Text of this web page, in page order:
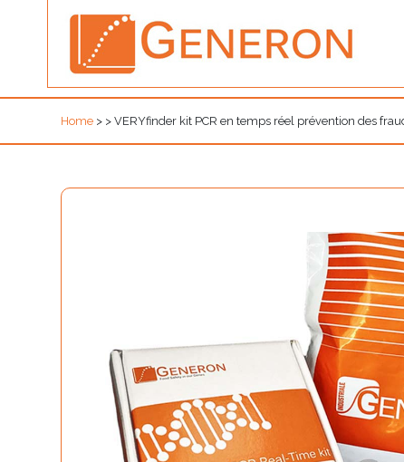
Home > > VERYfinder kit PCR en temps réel prévention des